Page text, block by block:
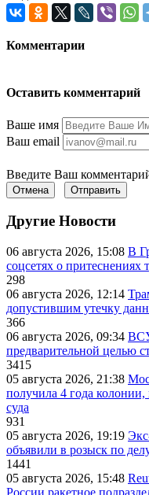
Комментарии
Оставить комментарий
Ваше имя
Ваш email
Введите Ваш
Отмена Отправить
Другие Новости
06 августа 2026, 15:08 В
соцсетях о притеснениях
298
06 августа 2026, 12:14
допустившим утечку
366
06 августа 2026, 09:34
предварительной целью
3415
05 августа 2026, 21:38
получила 4 года
суда
931
05 августа 2026, 19:19
объявили в розыск по
1441
05 августа 2026, 15:48
России ракетное